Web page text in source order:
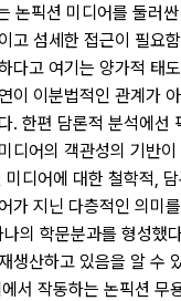
논픽션 미디어를 둘러
고 섬세한 접근이 필요
다고 여기는 양가적 태
이 이분법적인 관계가
. 한편 담론적 분석에
디어의 객관성의 기반
디어에 대한 철학적,
가 지닌 다층적인 의미
의 학문분과를 형성했
생산하고 있음을 알 수
서 작동하는 논픽션 무